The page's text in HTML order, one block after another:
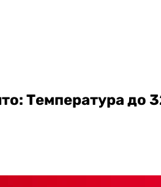
Температура до